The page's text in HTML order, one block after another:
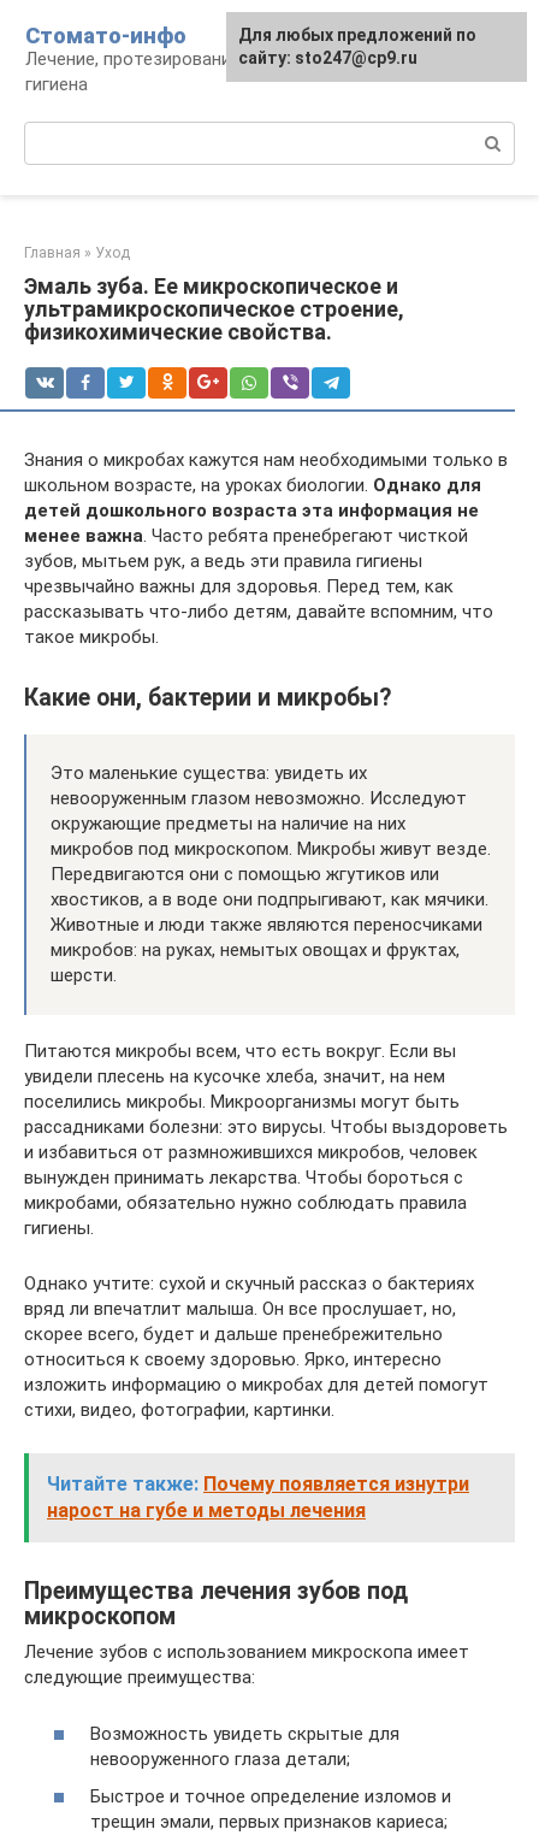
контенту
Стомато-инфо
Лечение, протезирование, ортодонтия,
гигиена
Главная » Уход
Эмаль зуба. Ее микроскопическое и
ультрамикроскопическое строение,
физикохимические свойства.
Знания о микробах кажутся нам необходимыми только в
школьном возрасте, на уроках биологии. Однако для
детей дошкольного возраста эта информация не
менее важна. Часто ребята пренебрегают чисткой
зубов, мытьем рук, а ведь эти правила гигиены
чрезвычайно важны для здоровья. Перед тем, как
рассказывать что-либо детям, давайте вспомним, что
такое микробы.
Какие они, бактерии и микробы?
Это маленькие существа: увидеть их
невооруженным глазом невозможно. Исследуют
окружающие предметы на наличие на них
микробов под микроскопом. Микробы живут везде.
Передвигаются они с помощью жгутиков или
хвостиков, а в воде они подпрыгивают, как мячики.
Животные и люди также являются переносчиками
микробов: на руках, немытых овощах и фруктах,
шерсти.
Питаются микробы всем, что есть вокруг. Если вы
увидели плесень на кусочке хлеба, значит, на нем
поселились микробы. Микроорганизмы могут быть
рассадниками болезни: это вирусы. Чтобы выздороветь
и избавиться от размножившихся микробов, человек
вынужден принимать лекарства. Чтобы бороться с
микробами, обязательно нужно соблюдать правила
гигиены.
Однако учтите: сухой и скучный рассказ о бактериях
вряд ли впечатлит малыша. Он все прослушает, но,
скорее всего, будет и дальше пренебрежительно
относиться к своему здоровью. Ярко, интересно
изложить информацию о микробах для детей помогут
стихи, видео, фотографии, картинки.
Читайте также: Почему появляется изнутри
нарост на губе и методы лечения
Преимущества лечения зубов под
микроскопом
Лечение зубов с использованием микроскопа имеет
следующие преимущества:
Возможность увидеть скрытые для
невооруженного глаза детали;
Быстрое и точное определение изломов и
трещин эмали, первых признаков кариеса;
Для любых предложений по
сайту: sto247@cp9.ru